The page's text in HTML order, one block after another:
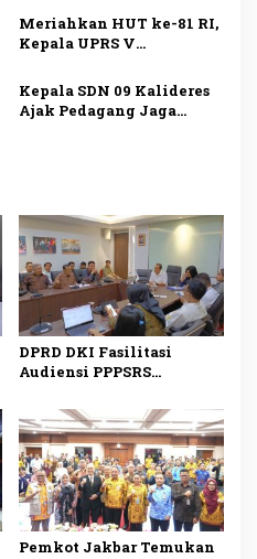
Diperketat
Meriahkan HUT ke-81 RI,
Kepala UPRS V
Lomba Antar-Rusun di
Daan Mogot
Kepala SDN 09 Kalideres
Ajak Pedagang Jaga
DPRD DKI Fasilitasi
Audiensi PPPSRS
Pengembang, Serah
Terima Pengelolaan Jadi
Sorotan
Pemkot Jakbar Temukan